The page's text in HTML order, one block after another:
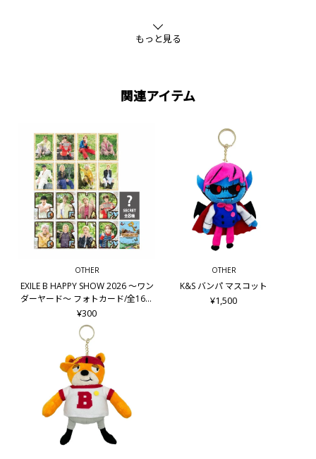
DISC1:DTC-湯けむり純情編-from HiGH&LOW
DISC2:HiGH&LOW THE DTC (全11話)
※仕様は予告なく変更になる場合がございます。あらかじめご
もっと見る
関連アイテム
OTHER
EXILE B HAPPY SHOW 2026 ～ワン
ダーヤード～ フォトカード/全16種
＋シークレット8種
¥300
OTHER
K&S バンパ マスコット
¥1,500